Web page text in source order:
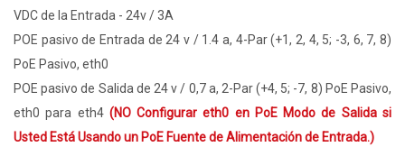
VDC de la Entrada - 24v / 3A
POE pasivo de Entrada de 24 v / 1.4 a, 4-Par (+1, 2, 4, 5; -3, 6, 7, 8)
PoE Pasivo, eth0
POE pasivo de Salida de 24 v / 0,7 a, 2-Par (+4, 5; -7, 8) PoE Pasivo,
eth0 para eth4 (NO Configurar eth0 en PoE Modo de Salida si
Usted Está Usando un PoE Fuente de Alimentación de Entrada.)